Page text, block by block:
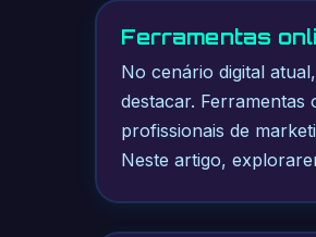
Ferramentas
No cenário digital
destacar.
profissionais de
Neste artigo,